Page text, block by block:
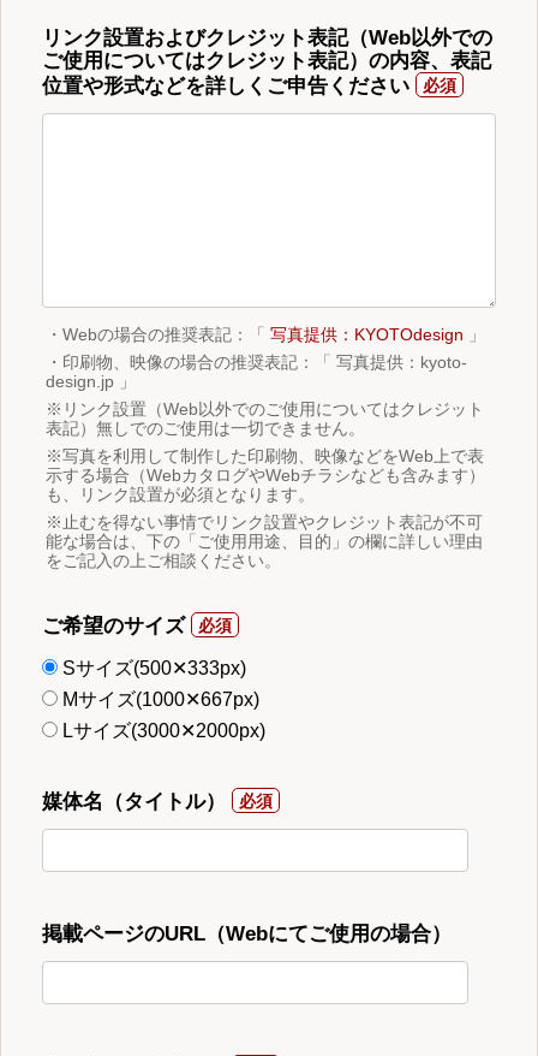
リンク設置およびクレジット表記（Web以外での
ご使用についてはクレジット表記）の内容、表記
位置や形式などを詳しくご申告ください
・Webの場合の推奨表記：「 写真提供：KYOTOdesign 」
・印刷物、映像の場合の推奨表記：「 写真提供：kyoto-
design.jp 」
※リンク設置（Web以外でのご使用についてはクレジット
表記）無しでのご使用は一切できません。
※写真を利用して制作した印刷物、映像などをWeb上で表
示する場合（WebカタログやWebチラシなども含みます）
も、リンク設置が必須となります。
※止むを得ない事情でリンク設置やクレジット表記が不可
能な場合は、下の「ご使用用途、目的」の欄に詳しい理由
をご記入の上ご相談ください。
ご希望のサイズ
Sサイズ(500✕333px)
Mサイズ(1000✕667px)
Lサイズ(3000✕2000px)
媒体名（タイトル）
掲載ページのURL（Webにてご使用の場合）